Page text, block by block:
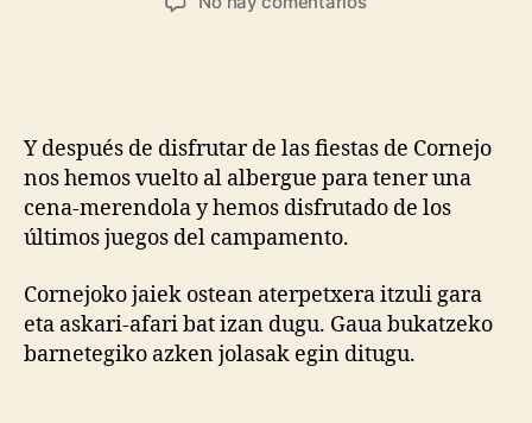
Y después de disfrutar de las fiestas de Cornejo
nos hemos vuelto al albergue para tener una
cena-merendola y hemos disfrutado de los
últimos juegos del campamento.
Cornejoko jaiek ostean aterpetxera itzuli gara
eta askari-afari bat izan dugu. Gaua bukatzeko
barnetegiko azken jolasak egin ditugu.